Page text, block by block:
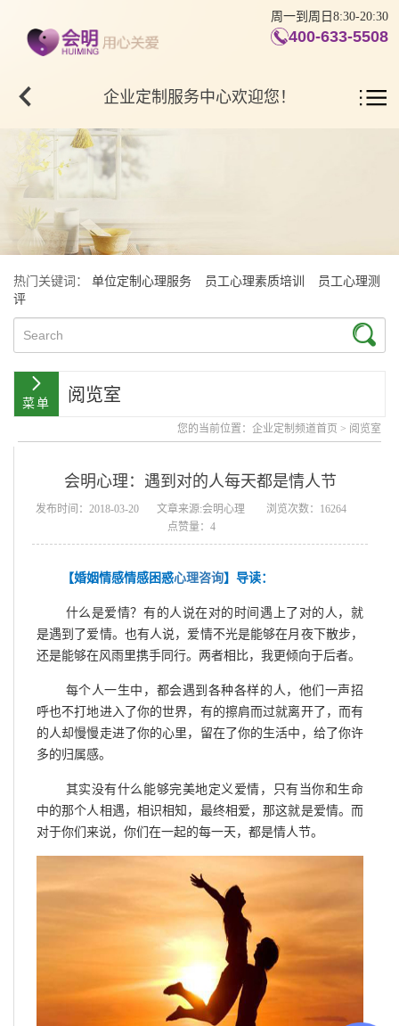
周一到周日8:30-20:30
400-633-5508
企业定制服务中心欢迎您！
热门关键词： 单位定制心理服务 员工心理素质培训
员工心理测
评
阅览室
您的当前位置： 企业定制频道首页 > 阅览室
会明心理：遇到对的人每天都是情人节
发布时间：2018-03-20 文章来源:会明心理
浏览次数：16264
点赞量：4
【婚姻情感情感困惑心理咨询】导读：
什么是爱情？有的人说在对的时间遇上了对的人，就
是遇到了爱情。也有人说，爱情不光是能够在月夜下散步，
还是能够在风雨里携手同行。两者相比，我更倾向于后者。
每个人一生中，都会遇到各种各样的人，他们一声招
呼也不打地进入了你的世界，有的擦肩而过就离开了，而有
的人却慢慢走进了你的心里，留在了你的生活中，给了你许
多的归属感。
其实没有什么能够完美地定义爱情，只有当你和生命
中的那个人相遇，相识相知，最终相爱，那这就是爱情。而
对于你们来说，你们在一起的每一天，都是情人节。